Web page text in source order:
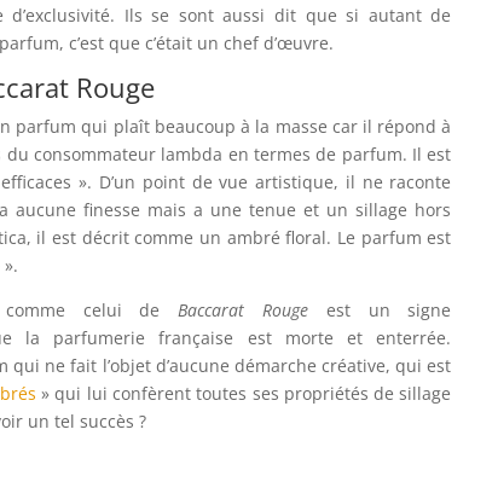
d’exclusivité. Ils se sont aussi dit que si autant de
c’est que c’était un chef d’œuvre.
Rouge
parfum qui plaît beaucoup à la masse car il répond à
du consommateur lambda en termes de parfum. Il est
». D’un point de vue artistique, il ne raconte
aucune finesse mais a une tenue et un sillage hors
il est décrit comme un ambré floral. Le parfum est
comme celui deBaccarat Rouge est un signe
la parfumerie française est morte et enterrée.
qui ne fait l’objet d’aucune démarche créative, qui est
» qui lui confèrent toutes ses propriétés de sillage
un tel succès ?